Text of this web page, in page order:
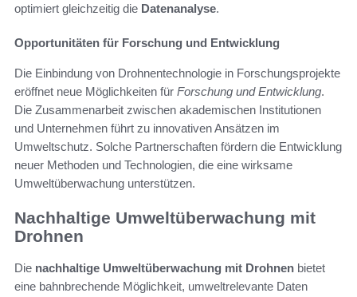
optimiert gleichzeitig die Datenanalyse.
Opportunitäten für Forschung und Entwicklung
Die Einbindung von Drohnentechnologie in Forschungsprojekte
eröffnet neue Möglichkeiten für Forschung und Entwicklung.
Die Zusammenarbeit zwischen akademischen Institutionen
und Unternehmen führt zu innovativen Ansätzen im
Umweltschutz. Solche Partnerschaften fördern die Entwicklung
neuer Methoden und Technologien, die eine wirksame
Umweltüberwachung unterstützen.
Nachhaltige Umweltüberwachung mit
Drohnen
Die nachhaltige Umweltüberwachung mit Drohnen bietet
eine bahnbrechende Möglichkeit, umweltrelevante Daten